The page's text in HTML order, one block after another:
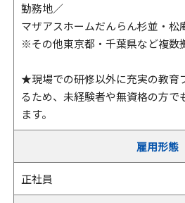
勤務地／
マザアスホームだんらん杉並・松
※その他東京都・千葉県など複数
★現場での研修以外に充実の教育
るため、未経験者や無資格の方で
ます。
雇用形態
正社員